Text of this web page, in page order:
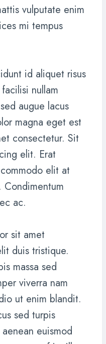
vulputate enim
mi tempus
id aliquet risus
nullam
augue lacus
magna eget est
consectetur. Sit
elit. Erat
elit at
ac.
sit amet
duis tristique.
massa sed
viverra nam
ut enim blandit.
sed turpis
euismod